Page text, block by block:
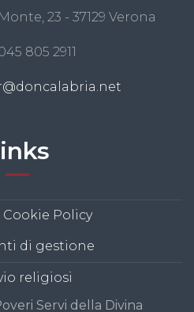
23 - 37129 Verona
805 2911
Cookie Policy
di gestione
religiosi
Servi della Divina